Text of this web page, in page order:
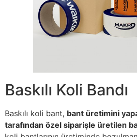
Baskılı Koli Bandı
Baskılı koli bant, bant üretimini
tarafından özel siparişle üretilen